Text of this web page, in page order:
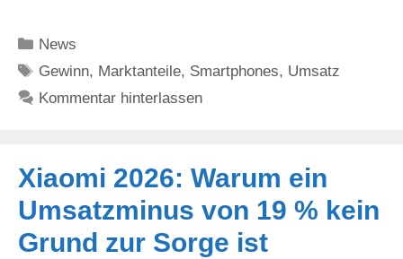
Kategorien
News
Schlagwörter
Gewinn, Marktanteile, Smartphones, Umsatz
Kommentar hinterlassen
Xiaomi 2026: Warum ein
Umsatzminus von 19 % kein
Grund zur Sorge ist